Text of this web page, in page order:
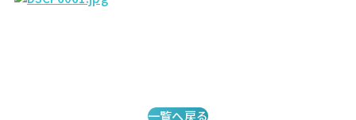
一覧へ戻る